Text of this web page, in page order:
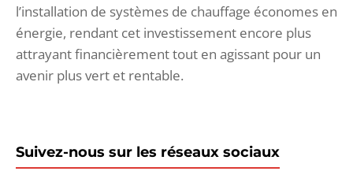
l’installation de systèmes de chauffage économes en
énergie, rendant cet investissement encore plus
attrayant financièrement tout en agissant pour un
avenir plus vert et rentable.
Suivez-nous sur les réseaux sociaux